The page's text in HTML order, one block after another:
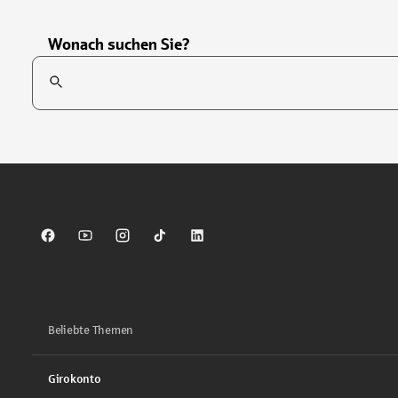
Wonach suchen Sie?
Suchfeld
Sparkasse auf Facebook
Sparkasse auf Youtube
Sparkasse auf Instagram
Sparkasse auf TikTok
Sparkasse auf LinkedIn
Beliebte Themen
Girokonto